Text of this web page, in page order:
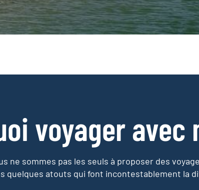
voyager avec
ne sommes pas les seuls à proposer des
quelques atouts qui font incontestablement la